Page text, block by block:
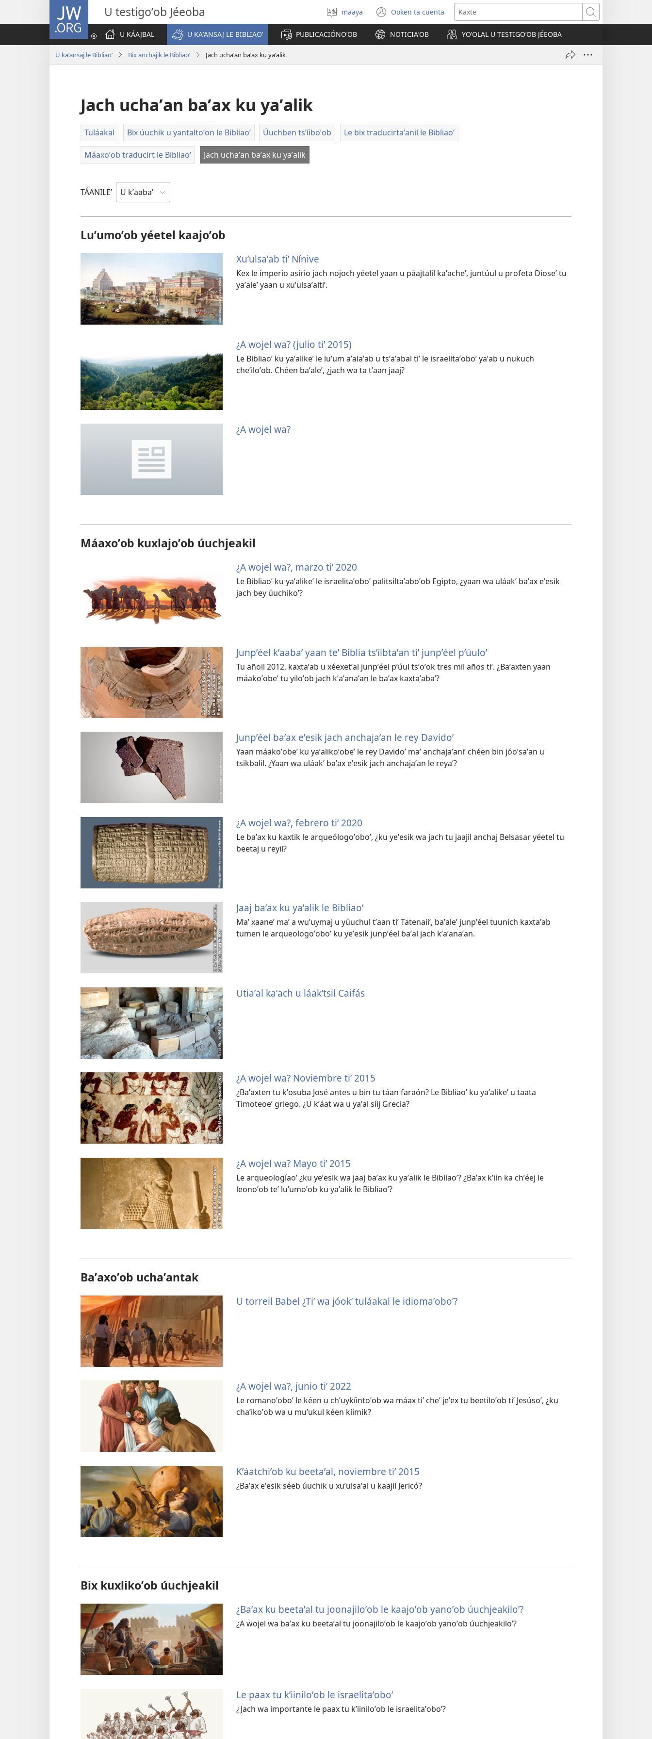
JW.ORG U testigoʼob Jéeoba
Yéey
u
idiomail
maaya Ooken ta cuenta
(opens
new
window)
Kaxte
U KÁAJBAL
U KAʼANSAJ LE BIBLIAOʼ PUBLICACIÓNOʼOB NOTICIAʼOB YOʼOLAL U TESTIGOʼOB JÉEOBA
U kaʼansaj le Bibliaoʼ Bix anchajik le Bibliaoʼ Jach uchaʼan baʼax ku yaʼalik
Jach uchaʼan baʼax ku yaʼalik
Tuláakal Bix úuchik u yantaltoʼon le Bibliaoʼ Úuchben tsʼíiboʼob Le bix traducirtaʼanil le Bibliaoʼ
Máaxoʼob traducirt le Bibliaoʼ Jach uchaʼan baʼax ku yaʼalik
TÁANILEʼ
Luʼumoʼob yéetel kaajoʼob
Xuʼulsaʼab tiʼ Nínive
Kex le imperio asirio jach nojoch yéetel yaan u páajtalil kaʼacheʼ, juntúul u profeta Dioseʼ tu
yaʼaleʼ yaan u xuʼulsaʼaltiʼ.
¿A wojel wa? (julio tiʼ 2015)
Le Bibliaoʼ ku yaʼalikeʼ le luʼum aʼalaʼab u tsʼaʼabal tiʼ le israelitaʼoboʼ yaʼab u nukuch
cheʼiloʼob. Chéen baʼaleʼ, ¿jach wa ta tʼaan jaaj?
¿A wojel wa?
Máaxoʼob kuxlajoʼob úuchjeakil
¿A wojel wa?, marzo tiʼ 2020
Le Bibliaoʼ ku yaʼalikeʼ le israelitaʼoboʼ palitsiltaʼaboʼob Egipto, ¿yaan wa uláakʼ baʼax eʼesik
jach bey úuchikoʼ?
Junpʼéel kʼaabaʼ yaan teʼ Biblia tsʼíibtaʼan tiʼ junpʼéel pʼúuloʼ
Tu añoil 2012, kaxtaʼab u xéexetʼal junpʼéel pʼúul tsʼoʼok tres mil años tiʼ. ¿Baʼaxten yaan
máakoʼobeʼ tu yiloʼob jach kʼaʼanaʼan le baʼax kaxtaʼabaʼ?
Junpʼéel baʼax eʼesik jach anchajaʼan le rey Davidoʼ
Yaan máakoʼobeʼ ku yaʼalikoʼobeʼ le rey Davidoʼ maʼ anchajaʼaniʼ chéen bin jóoʼsaʼan u
tsikbalil. ¿Yaan wa uláakʼ baʼax eʼesik jach anchajaʼan le reyaʼ?
¿A wojel wa?, febrero tiʼ 2020
Le baʼax ku kaxtik le arqueólogoʼoboʼ, ¿ku yeʼesik wa jach tu jaajil anchaj Belsasar yéetel tu
beetaj u reyil?
Jaaj baʼax ku yaʼalik le Bibliaoʼ
Maʼ xaaneʼ maʼ a wuʼuymaj u yúuchul tʼaan tiʼ Tatenaiiʼ, baʼaleʼ junpʼéel tuunich kaxtaʼab
tumen le arqueologoʼoboʼ ku yeʼesik junpʼéel baʼal jach kʼaʼanaʼan.
Utiaʼal kaʼach u láakʼtsil Caifás
¿A wojel wa? Noviembre tiʼ 2015
¿Baʼaxten tu kʼosuba José antes u bin tu táan faraón? Le Bibliaoʼ ku yaʼalikeʼ u taata
Timoteoeʼ griego. ¿U kʼáat wa u yaʼal síij Grecia?
¿A wojel wa? Mayo tiʼ 2015
Le arqueologíaoʼ ¿ku yeʼesik wa jaaj baʼax ku yaʼalik le Bibliaoʼ? ¿Baʼax kʼiin ka chʼéej le
leonoʼob teʼ luʼumoʼob ku yaʼalik le Bibliaoʼ?
Baʼaxoʼob uchaʼantak
U torreil Babel ¿Tiʼ wa jóokʼ tuláakal le idiomaʼoboʼ?
¿A wojel wa?, junio tiʼ 2022
Le romanoʼoboʼ le kéen u chʼuykíintoʼob wa máax tiʼ cheʼ jeʼex tu beetiloʼob tiʼ Jesúsoʼ, ¿ku
chaʼikoʼob wa u muʼukul kéen kíimik?
Kʼáatchiʼob ku beetaʼal, noviembre tiʼ 2015
¿Baʼax eʼesik séeb úuchik u xuʼulsaʼal u kaajil Jericó?
Bix kuxlikoʼob úuchjeakil
¿Baʼax ku beetaʼal tu joonajiloʼob le kaajoʼob yanoʼob úuchjeakiloʼ?
¿A wojel wa baʼax ku beetaʼal tu joonajiloʼob le kaajoʼob yanoʼob úuchjeakiloʼ?
Le paax tu kʼiiniloʼob le israelitaʼoboʼ
¿Jach wa importante le paax tu kʼiiniloʼob le israelitaʼoboʼ?